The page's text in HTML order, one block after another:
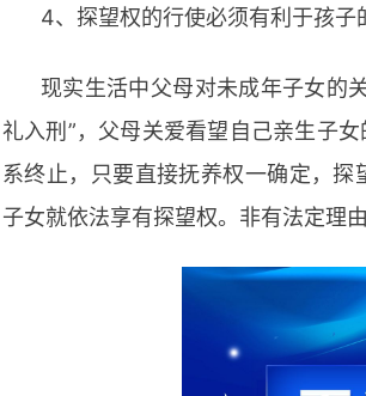
4、探望权的行使必须有利于孩子
现实生活中父母对未成年子女的
礼入刑”，父母关爱看望自己亲生子
系终止，只要直接抚养权一确定，
子女就依法享有探望权。非有法定理